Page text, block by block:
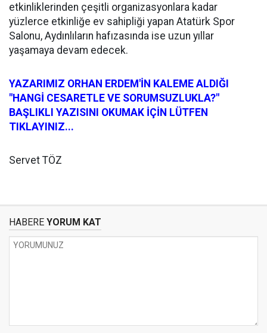
etkinliklerinden çeşitli organizasyonlara kadar
yüzlerce etkinliğe ev sahipliği yapan Atatürk Spor
Salonu, Aydınlıların hafızasında ise uzun yıllar
yaşamaya devam edecek.
YAZARIMIZ ORHAN ERDEM'İN KALEME ALDIĞI
"HANGİ CESARETLE VE SORUMSUZLUKLA?"
BAŞLIKLI YAZISINI OKUMAK İÇİN LÜTFEN
TIKLAYINIZ...
Servet TÖZ
HABERE YORUM KAT